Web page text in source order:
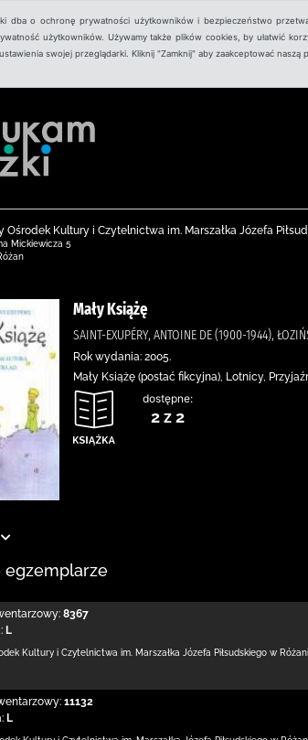
dba o ochronę prywatności użytkowników i bezpieczeństwo
użytkowników. Używamy także plików cookies, by ułatwić
swojej przeglądarki. Kliknij "Zamknij" aby zaakceptować naszą
Ośrodek Kultury i Czytelnictwa im. Marszałka Józefa
Mickiewicza 5
Mały Książę
SAINT-EXUPÉRY, ANTOINE DE (1900-1944),
Rok wydania: 2005.
Mały Książę (postać fikcyjna), Lotnicy,
dostępne:
2 z 2
egzemplarze
8367
L
Kultury i Czytelnictwa im. Marszałka Józefa Piłsudskiego w
11132
L